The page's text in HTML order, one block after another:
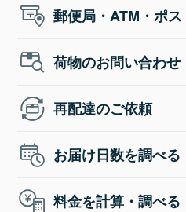
郵便局・ATM・ポ
荷物のお問い合わせ
再配達のご依頼
お届け日数を調べる
料金を計算・調べる